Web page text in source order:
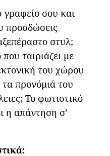
γραφείο σου και
προσδώσεις
στυλ;
ταιριάζει με
του χώρου
προνόμιά του
Το φωτιστικό
η απάντηση σ’